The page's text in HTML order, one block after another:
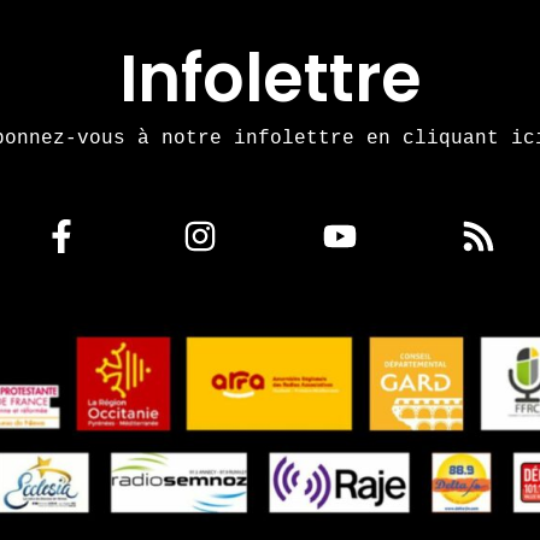
Infolettre
vous à notre infolettre en cliquant